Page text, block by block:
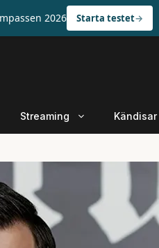
Streaming Kändisar
2026 Starta testet